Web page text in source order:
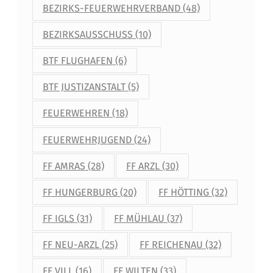
BEZIRKS-FEUERWEHRVERBAND(48)
BEZIRKSAUSSCHUSS (10)
BTF FLUGHAFEN (6)
BTF JUSTIZANSTALT(5)
FEUERWEHREN (18)
FEUERWEHRJUGEND(24)
FF AMRAS (28) FF ARZL (30)
FF HUNGERBURG(20) FF HÖTTING (32)
FF IGLS (31) FF MÜHLAU (37)
FF NEU-ARZL(25) FF REICHENAU (32)